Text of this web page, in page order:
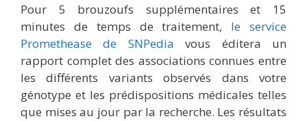
Pour 5 brouzoufs supplémentaires et 15
minutes de temps de traitement, le service
Promethease de SNPedia vous éditera un
rapport complet des associations connues entre
les différents variants observés dans votre
génotype et les prédispositions médicales telles
que mises au jour par la recherche. Les résultats